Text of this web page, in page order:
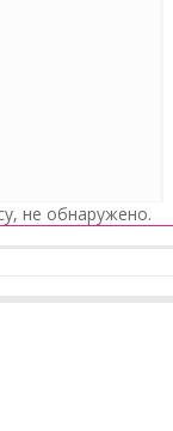
не обнаружено.